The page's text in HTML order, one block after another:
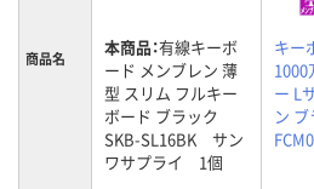
商品名 本商品：有線キーボ
ード メンブレン 薄
型 スリム フルキー
ボード ブラック
SKB-SL16BK サン
ワサプライ 1個
キー
1000
ー L
ン